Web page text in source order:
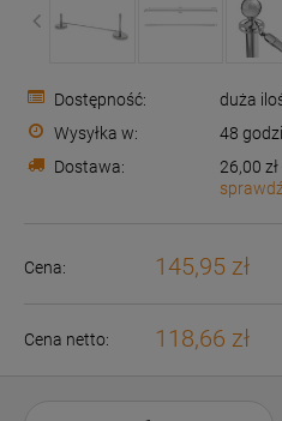
Dostępność:
duża
Wysyłka w:
48
Dostawa:
26,00 zł
Cena nie zawiera ewentualnych
Cena: 145,95 zł
Cena netto: 118,66 zł